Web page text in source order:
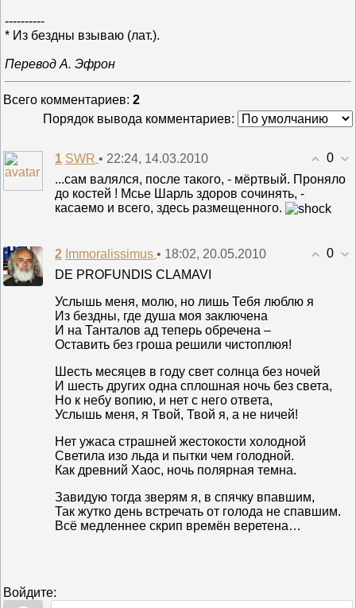
----------
* Из бездны взываю (лат.).
Перевод А. Эфрон
Всего комментариев: 2
Порядок вывода комментариев:
0
1 SWR • 22:24, 14.03.2010
...сам валялся, после такого, - мёртвый. Проняло
до костей ! Мсье Шарль здоров сочинять, -
касаемо и всего, здесь размещенного.
0
2 Immoralissimus • 18:02, 20.05.2010
DE PROFUNDIS CLAMAVI
Услышь меня, молю, но лишь Тебя люблю я
Из бездны, где душа моя заключена
И на Танталов ад теперь обречена –
Оставить без гроша решили чистоплюя!
Шесть месяцев в году свет солнца без ночей
И шесть других одна сплошная ночь без света,
Но к небу вопию, и нет с него ответа,
Услышь меня, я Твой, Твой я, а не ничей!
Нет ужаса страшней жестокости холодной
Светила изо льда и пытки чем голодной.
Как древний Хаос, ночь полярная темна.
Завидую тогда зверям я, в спячку впавшим,
Так жутко день встречать от голода не спавшим.
Всё медленнее скрип времён веретена…
Войдите: